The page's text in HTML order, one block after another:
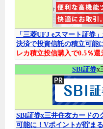
「三菱UFJ eスマート証券
決済で投資信託の積立可能
レカ積立投信購入で0.5％還
SBI証券x
SBI証券x三井住友カードの
可能に！Vポイントが貯まる